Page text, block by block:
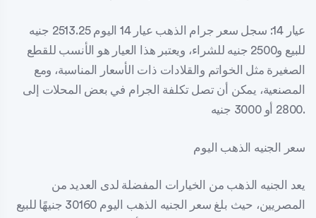
عيار 14: سجل سعر جرام الذهب عيار 14 اليوم 2513.25 جنيه
للبيع و2500 جنيه للشراء، ويعتبر هذا العيار هو الأنسب للقطع
الصغيرة مثل الخواتم والقلادات ذات الأسعار المناسبة، ومع
المصنعية، يمكن أن تصل تكلفة الجرام في بعض المحلات إلى
2800 أو 3000 جنيه.
سعر الجنيه الذهب اليوم
يعد الجنيه الذهب من الخيارات المفضلة لدى العديد من
المصريين، حيث بلغ سعر الجنيه الذهب اليوم 30160 جنيهًا للبيع